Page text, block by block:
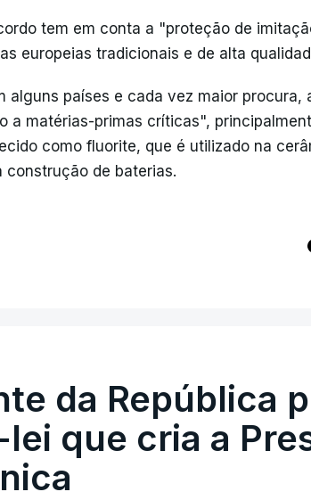
tem em conta a "proteção de
europeias tradicionais e de alta
alguns países e cada vez maior procura,
a matérias-primas críticas",
como fluorite, que é utilizado na
construção de baterias.
da República
que cria a